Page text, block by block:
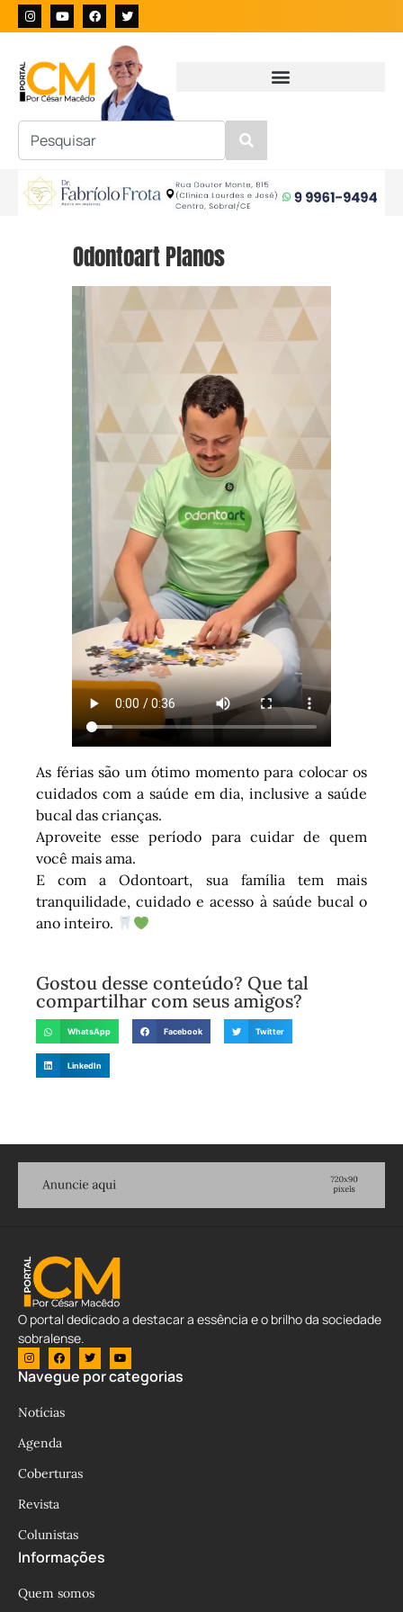
Odontoart Planos
As férias são um ótimo momento para colocar os
cuidados com a saúde em dia, inclusive a saúde
bucal das crianças.
Aproveite esse período para cuidar de quem
você mais ama.
E com a Odontoart, sua família tem mais
tranquilidade, cuidado e acesso à saúde bucal o
ano inteiro.
Gostou desse conteúdo? Que tal
compartilhar com seus amigos?
WhatsApp Facebook Twitter
LinkedIn
O portal dedicado a destacar a essência e o brilho da sociedade
sobralense.
Navegue por categorias
Notícias
Agenda
Coberturas
Revista
Colunistas
Informações
Quem somos